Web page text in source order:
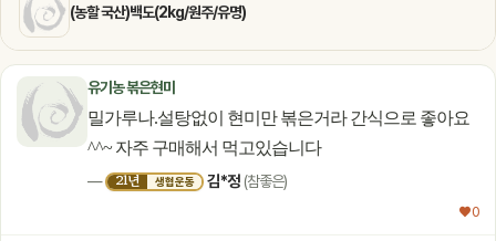
(농할 국산)백도(2kg/원주/유명)
유기농 볶은현미
밀가루나.설탕없이 현미만 볶은거라 간식으로 좋아요
^^~ 자주 구매해서 먹고있습니다
— 21년 생협운동 김*정 (참좋은)
♥ 0